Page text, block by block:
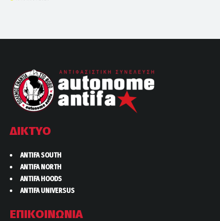
ΔΙΚΤΥΟ
ANTIFA SOUTH
ANTIFA NORTH
ANTIFA HOODS
ANTIFA UNIVERSUS
ΕΠΙΚΟΙΝΩΝΙΑ